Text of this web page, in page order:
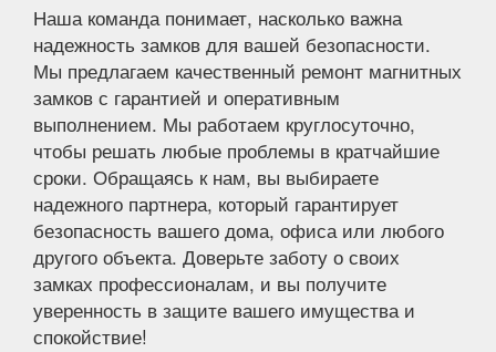
Наша команда понимает, насколько важна
надежность замков для вашей безопасности.
Мы предлагаем качественный ремонт магнитных
замков с гарантией и оперативным
выполнением. Мы работаем круглосуточно,
чтобы решать любые проблемы в кратчайшие
сроки. Обращаясь к нам, вы выбираете
надежного партнера, который гарантирует
безопасность вашего дома, офиса или любого
другого объекта. Доверьте заботу о своих
замках профессионалам, и вы получите
уверенность в защите вашего имущества и
спокойствие!